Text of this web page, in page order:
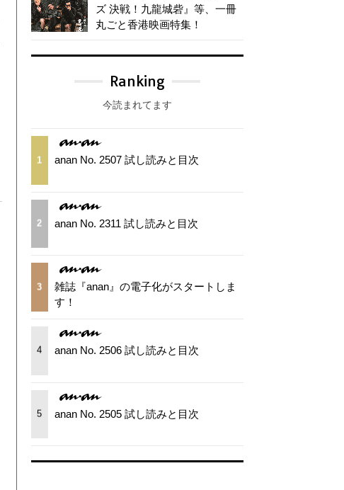
ズ 決戦！九龍城砦』等、一冊
丸ごと香港映画特集！
Ranking
今読まれてます
1 anan No. 2507 試し読みと目次
2 anan No. 2311 試し読みと目次
3
雑誌『anan』の電子化がスタートしま
す！
4 anan No. 2506 試し読みと目次
5 anan No. 2505 試し読みと目次